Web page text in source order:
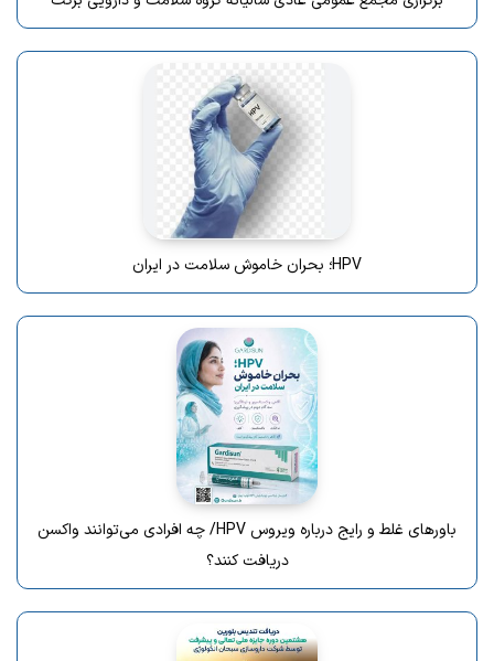
HPV؛ بحران خاموش سلامت در ایران
باورهای غلط و رایج درباره ویروس HPV/ چه افرادی می‌توانند واکسن
دریافت کنند؟